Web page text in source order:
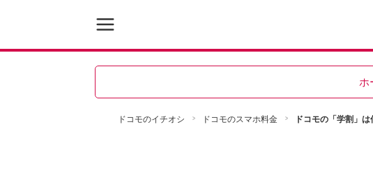
ホ
ドコモのイチオシ ドコモのスマホ料金 ドコモの「学割」